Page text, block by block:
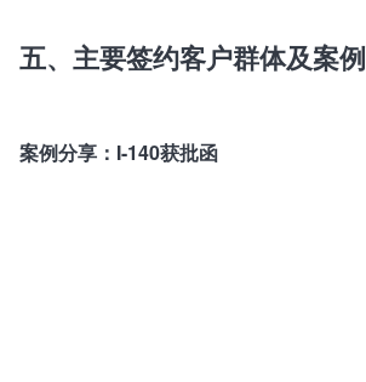
五、主要签约客户群体及案例
案例分享：I-140获批函